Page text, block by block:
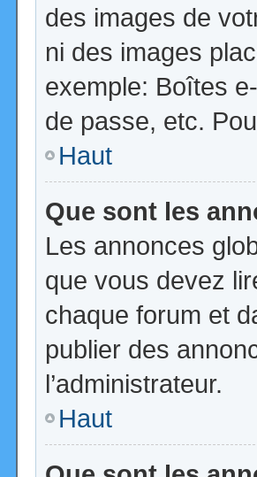
des images de
ni des images
exemple: Boîtes
de passe, etc.
Haut
Que sont les
Les annonces
que vous devez
chaque forum et
publier des
l’administrateur.
Haut